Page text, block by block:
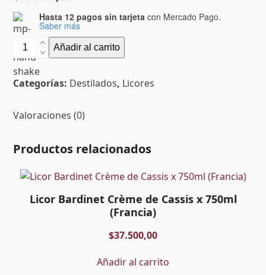
de
5
Hasta 12 pagos sin tarjeta con Mercado Pago.
Saber más
Absente
x100ml
cantidad
Añadir al carrito
Categorías: Destilados, Licores
Valoraciones (0)
Productos relacionados
Licor Bardinet Crème de Cassis x 750ml
(Francia)
$37.500,00
Añadir al carrito